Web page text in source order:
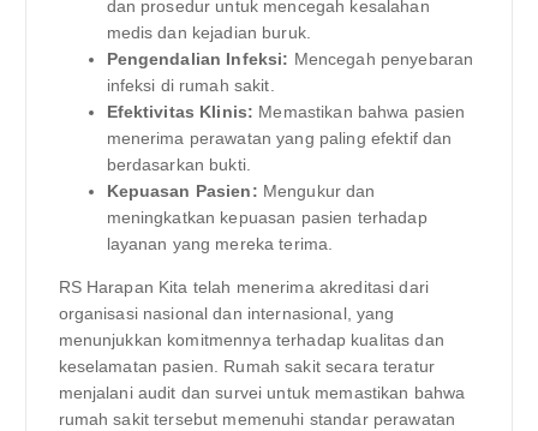
dan prosedur untuk mencegah kesalahan
medis dan kejadian buruk.
Pengendalian Infeksi: Mencegah penyebaran
infeksi di rumah sakit.
Efektivitas Klinis: Memastikan bahwa pasien
menerima perawatan yang paling efektif dan
berdasarkan bukti.
Kepuasan Pasien: Mengukur dan
meningkatkan kepuasan pasien terhadap
layanan yang mereka terima.
RS Harapan Kita telah menerima akreditasi dari
organisasi nasional dan internasional, yang
menunjukkan komitmennya terhadap kualitas dan
keselamatan pasien. Rumah sakit secara teratur
menjalani audit dan survei untuk memastikan bahwa
rumah sakit tersebut memenuhi standar perawatan